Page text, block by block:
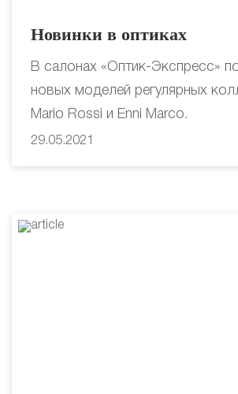
Новинки в оптиках
В салонах «Оптик-Экспресс»
новых моделей регулярных
Mario Rossi и Enni Marco.
29.05.2021